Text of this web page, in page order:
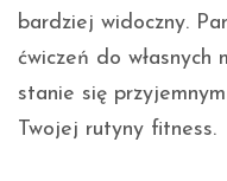
bardziej widoczny.
ćwiczeń do własnych
stanie się
Twojej rutyny fitness.